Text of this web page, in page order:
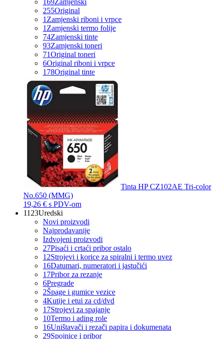
169Zamjenski
255Original
1 Zamjenski riboni i vrpce
1 Zamjenski termo folije
74Zamjenski tinte
93Zamjenski toneri
71Original toneri
6Original riboni i vrpce
178Original tinte
Tinta HP CZ102AE Tri-color
No.650 (MMG)
19,26 € s PDV-om
1123Uredski
Novi proizvodi
Najprodavanije
Izdvojeni proizvodi
27Pisaći i crtaći pribor ostalo
12Strojevi i korice za spiralni i termo uvez
16Datumari, numeratori i jastučići
17Pribor za rezanje
6Pregrade
2Špage i gumice vezice
4Kutije i etui za cd/dvd
17Strojevi za spajanje
10Termo i ading role
16Uništavači i rezači papira i dokumenata
29Spojnice i pribor